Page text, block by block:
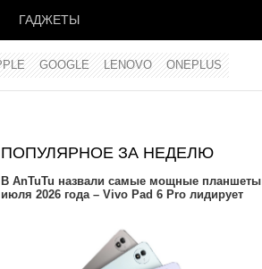
ГАДЖЕТЫ
GOOGLE LENOVO ONEPLUS
ПОПУЛЯРНОЕ ЗА НЕДЕЛЮ
В AnTuTu назвали самые мощные планшеты
июля 2026 года – Vivo Pad 6 Pro лидирует